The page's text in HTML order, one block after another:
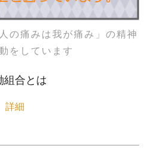
の痛みは我が痛み」の精神
をしています
組合とは
詳細